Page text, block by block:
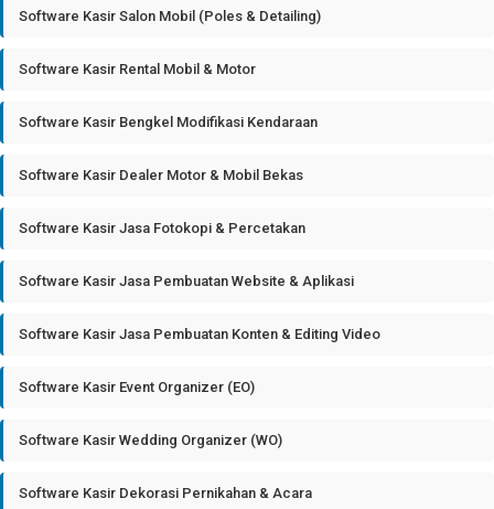
Software Kasir Salon Mobil (Poles & Detailing)
Software Kasir Rental Mobil & Motor
Software Kasir Bengkel Modifikasi Kendaraan
Software Kasir Dealer Motor & Mobil Bekas
Software Kasir Jasa Fotokopi & Percetakan
Software Kasir Jasa Pembuatan Website & Aplikasi
Software Kasir Jasa Pembuatan Konten & Editing Video
Software Kasir Event Organizer (EO)
Software Kasir Wedding Organizer (WO)
Software Kasir Dekorasi Pernikahan & Acara